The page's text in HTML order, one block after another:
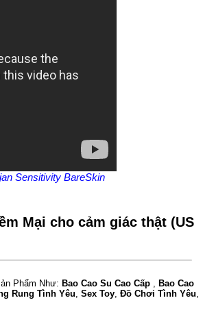
Sensitivity BareSkin
Mại cho cảm giác thật (US
Phẩm Như: Bao Cao Su Cao Cấp , Bao Cao
Rung Tình Yêu, Sex Toy, Đồ Chơi Tình Yêu,